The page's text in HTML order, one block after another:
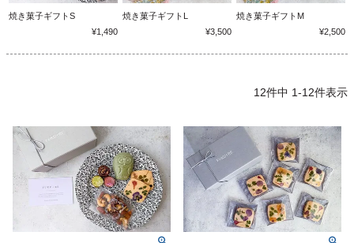
焼き菓子ギフトS
¥1,490
焼き菓子ギフトL
¥3,500
焼き菓子ギフトM
¥2,500
12件中 1-12件表示